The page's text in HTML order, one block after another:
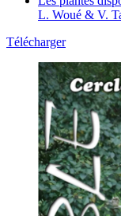
L. Woué & V.
Télécharger